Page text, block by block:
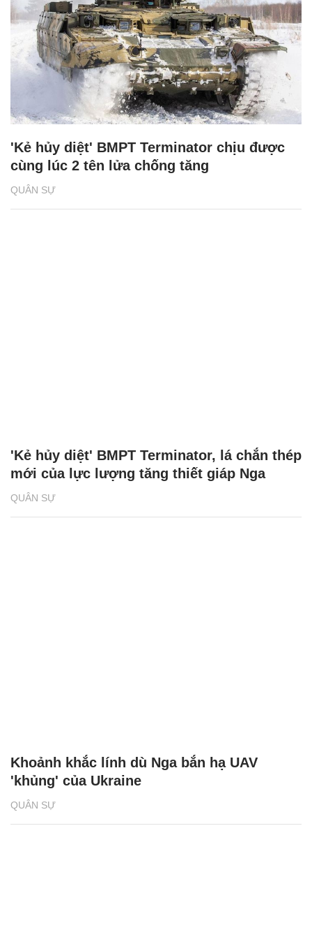
QUÂN SỰ
'Kẻ hủy diệt' BMPT Terminator chịu được
cùng lúc 2 tên lửa chống tăng
QUÂN SỰ
'Kẻ hủy diệt' BMPT Terminator, lá chắn thép
mới của lực lượng tăng thiết giáp Nga
QUÂN SỰ
Khoảnh khắc lính dù Nga bắn hạ UAV
'khủng' của Ukraine